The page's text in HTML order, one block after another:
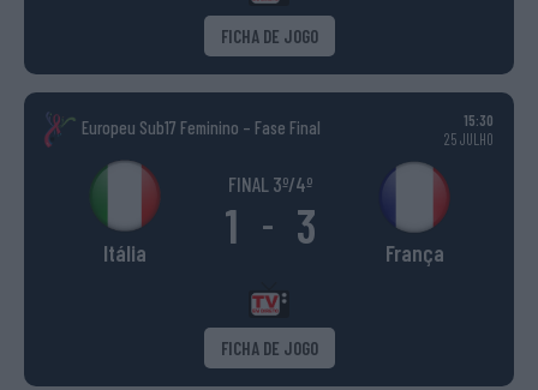
FICHA DE JOGO
Europeu Sub17 Feminino – Fase Final
15:30
25 JULHO
Itália
FINAL 3º/4º
1 - 3 França
FICHA DE JOGO